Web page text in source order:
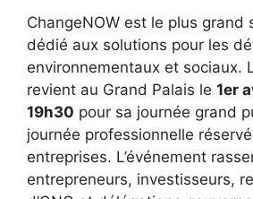
ChangeNOW est le plus grand
dédié aux solutions pour les
environnementaux et sociaux.
revient au Grand Palais le 1er
19h30 pour sa journée grand
journée professionnelle
entreprises. L’événement
entrepreneurs, investisseurs,